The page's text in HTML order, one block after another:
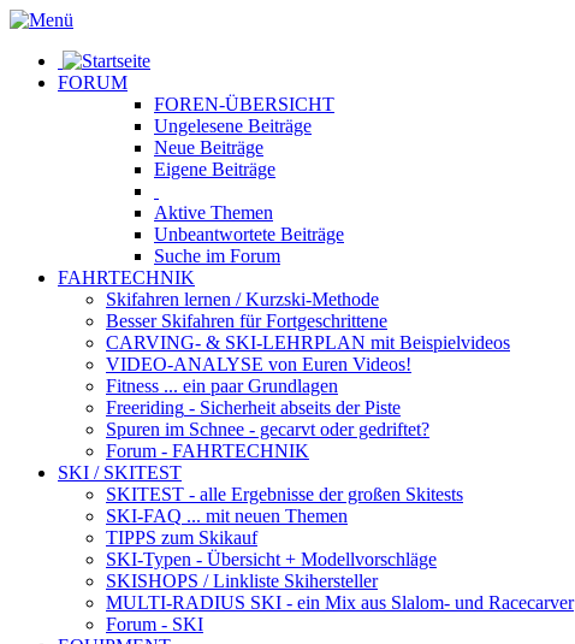
FORUM
FOREN-ÜBERSICHT
Ungelesene Beiträge
Neue Beiträge
Eigene Beiträge
Aktive Themen
Unbeantwortete Beiträge
Suche im Forum
FAHRTECHNIK
Skifahren lernen / Kurzski-Methode
Besser Skifahren für Fortgeschrittene
CARVING- & SKI-LEHRPLAN mit Beispielvideos
VIDEO-ANALYSE von Euren Videos!
Fitness ... ein paar Grundlagen
Freeriding - Sicherheit abseits der Piste
Spuren im Schnee - gecarvt oder gedriftet?
Forum - FAHRTECHNIK
SKI / SKITEST
SKITEST - alle Ergebnisse der großen Skitests
SKI-FAQ ... mit neuen Themen
TIPPS zum Skikauf
SKI-Typen - Übersicht + Modellvorschläge
SKISHOPS / Linkliste Skihersteller
MULTI-RADIUS SKI - ein Mix aus Slalom- und Racecarver
Forum - SKI